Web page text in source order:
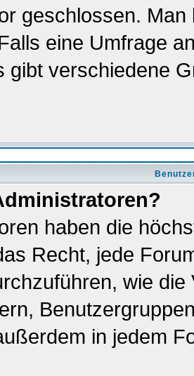
geschlossen.
eine Umfrage
gibt verschiedene
haben die
Recht, jede
wie
in jedem